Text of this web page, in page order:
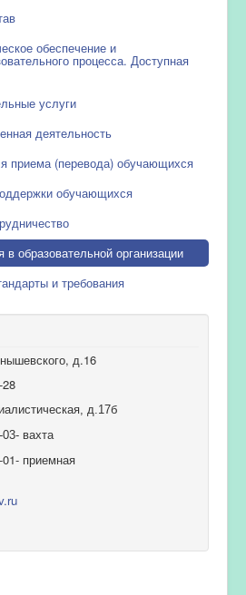
обеспечение и
процесса. Доступная
услуги
деятельность
приема (перевода) обучающихся
обучающихся
в образовательной организации
и требования
д.16
д.17б
вахта
приемная